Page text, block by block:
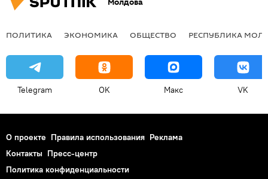
ПОЛИТИКА ЭКОНОМИКА ОБЩЕСТВО РЕСПУБЛИКА
Telegram OK Макс VK
О проекте Правила использования Реклама
Контакты Пресс-центр
Политика конфиденциальности